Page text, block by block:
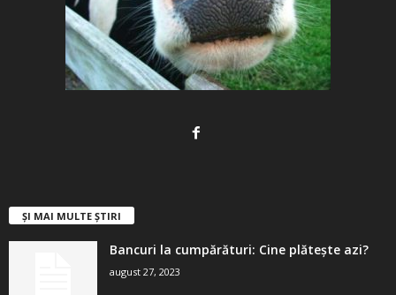
ȘI MAI MULTE ȘTIRI
Bancuri la cumpărături: Cine plătește azi?
august 27, 2023